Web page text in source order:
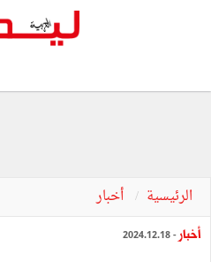
الرئيسية أخبار
أخبار - 2024.12.18